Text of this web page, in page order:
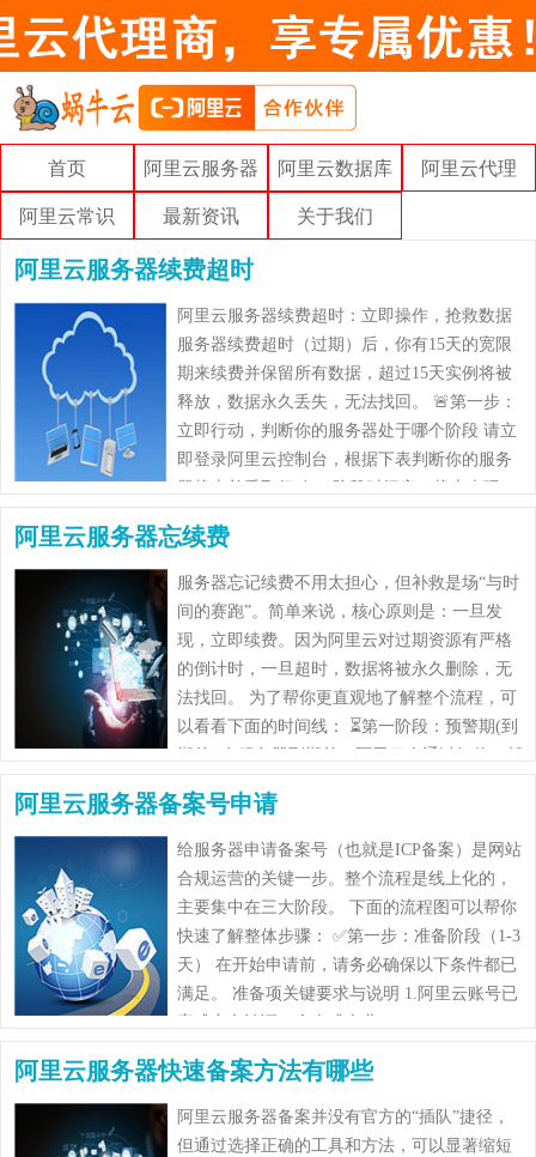
首页 阿里云服务器 阿里云数据库 阿里云代理
阿里云常识 最新资讯 关于我们
阿里云服务器续费超时
阿里云服务器续费超时：立即操作，抢救数据
服务器续费超时（过期）后，你有15天的宽限
期来续费并保留所有数据，超过15天实例将被
释放，数据永久丢失，无法找回。 🚨第一步：
立即行动，判断你的服务器处于哪个阶段 请立
即登录阿里云控制台，根据下表判断你的服务
器状态并采取行动： 阶段时间窗口状态表现✅
阿里云服务器忘续费
服务器忘记续费不用太担心，但补救是场“与时
间的赛跑”。简单来说，核心原则是：一旦发
现，立即续费。因为阿里云对过期资源有严格
的倒计时，一旦超时，数据将被永久删除，无
法找回。 为了帮你更直观地了解整个流程，可
以看看下面的时间线： ⏳第一阶段：预警期(到
期前) 在服务器到期前，阿里云会通过短信、邮
阿里云服务器备案号申请
给服务器申请备案号（也就是ICP备案）是网站
合规运营的关键一步。整个流程是线上化的，
主要集中在三大阶段。 下面的流程图可以帮你
快速了解整体步骤： ✅第一步：准备阶段（1-3
天） 在开始申请前，请务必确保以下条件都已
满足。 准备项关键要求与说明 1.阿里云账号已
完成实名认证（个人或企业）。 2……
阿里云服务器快速备案方法有哪些
阿里云服务器备案并没有官方的“插队”捷径，
但通过选择正确的工具和方法，可以显著缩短